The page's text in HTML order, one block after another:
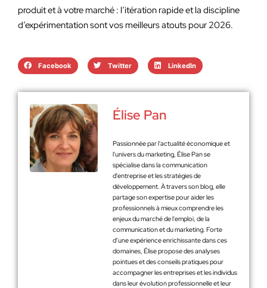
produit et à votre marché : l’itération rapide et la discipline
d’expérimentation sont vos meilleurs atouts pour 2026.
Facebook Twitter LinkedIn
Élise Pan
Passionnée par l'actualité économique et
l'univers du marketing, Élise Pan se
spécialise dans la communication
d'entreprise et les stratégies de
développement. À travers son blog, elle
partage son expertise pour aider les
professionnels à mieux comprendre les
enjeux du marché de l'emploi, de la
communication et du marketing. Forte
d’une expérience enrichissante dans ces
domaines, Élise propose des analyses
pointues et des conseils pratiques pour
accompagner les entreprises et les individus
dans leur évolution professionnelle et leur